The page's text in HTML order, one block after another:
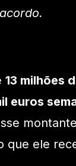
13 milhões
euros
que ele